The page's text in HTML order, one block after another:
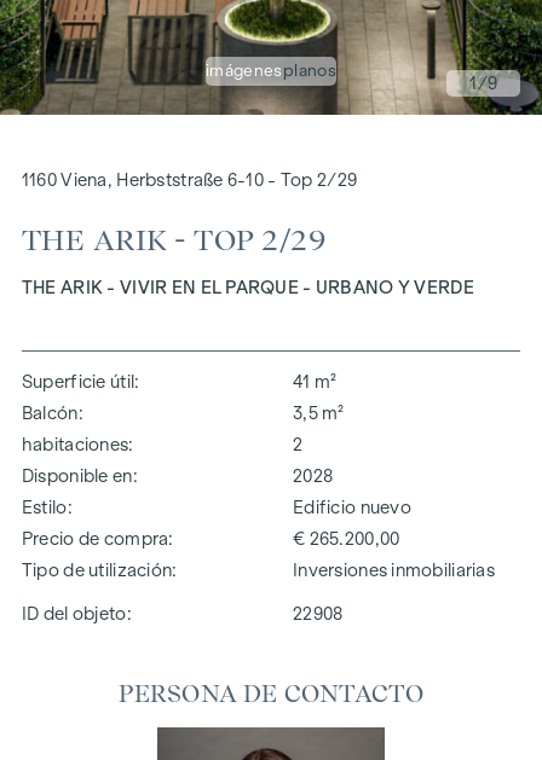
imágenes planos
1/9
1160 Viena, Herbststraße 6-10 - Top 2/29
THE ARIK - TOP 2/29
THE ARIK - VIVIR EN EL PARQUE - URBANO Y VERDE
Superficie útil
41 m²
Balcón
3,5 m²
habitaciones
2
Disponible en
2028
Estilo
Edificio nuevo
Precio de compra
€ 265.200,00
Tipo de utilización
Inversiones inmobiliarias
ID del objeto: 22908
PERSONA DE CONTACTO